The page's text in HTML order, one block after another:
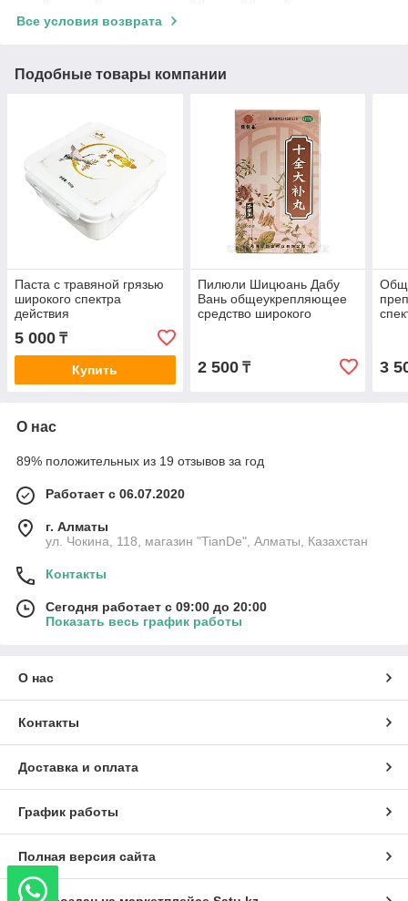
Все условия возврата
Подобные товары компании
Паста с травяной грязью
широкого спектра
действия
5 000 ₸
Купить
Пилюли Шицюань Дабу
Вань общеукрепляющее
средство широкого
2 500₸ 3
О нас
89% положительных из 19 отзывов за год
Работает с 06.07.2020
г. Алматы
ул. Чокина, 118, магазин "TianDe", Алматы, Казахстан
Контакты
Сегодня работает с 09:00 до 20:00
Показать весь график работы
О нас
Контакты
Доставка и оплата
График работы
Полная версия сайта